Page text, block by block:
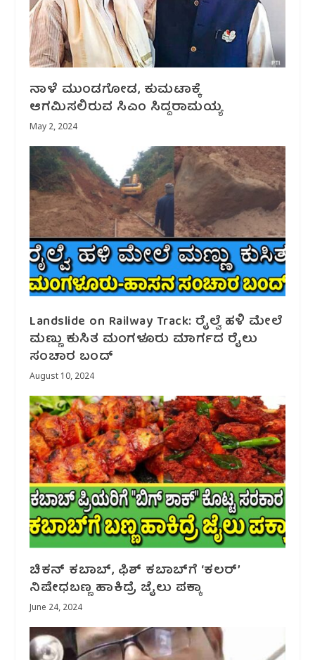
ನಾಳೆ ಮುಂಡಗೋಡ, ಕುಮಟಾಕ್ಕೆ
ಆಗಮಿಸಲಿರುವ ಸಿಎಂ ಸಿದ್ದರಾಮಯ್ಯ
May 2, 2024
Landslide on Railway Track: ರೈಲ್ವೆ ಹಳಿ ಮೇಲೆ‌
ಮಣ್ಣು ಕುಸಿತ ಮಂಗಳೂರು ಮಾರ್ಗದ ರೈಲು
ಸಂಚಾರ ಬಂದ್
August 10, 2024
ಚಿಕನ್ ಕಬಾಬ್‌, ಫಿಶ್ ಕಬಾಬ್‌ಗೆ ‘ಕಲರ್’
ನಿಷೇಧಬಣ್ಣ ಹಾಕಿದ್ರೆ ಜೈಲು ಪಕ್ಕಾ
June 24, 2024